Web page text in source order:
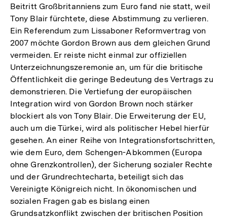
Beitritt Großbritanniens zum Euro fand nie statt, weil
Tony Blair fürchtete, diese Abstimmung zu verlieren.
Ein Referendum zum Lissaboner Reformvertrag von
2007 möchte Gordon Brown aus dem gleichen Grund
vermeiden. Er reiste nicht einmal zur offiziellen
Unterzeichnungszeremonie an, um für die britische
Öffentlichkeit die geringe Bedeutung des Vertrags zu
demonstrieren. Die Vertiefung der europäischen
Integration wird von Gordon Brown noch stärker
blockiert als von Tony Blair. Die Erweiterung der EU,
auch um die Türkei, wird als politischer Hebel hierfür
gesehen. An einer Reihe von Integrationsfortschritten,
wie dem Euro, dem Schengen-Abkommen (Europa
ohne Grenzkontrollen), der Sicherung sozialer Rechte
und der Grundrechtecharta, beteiligt sich das
Vereinigte Königreich nicht. In ökonomischen und
sozialen Fragen gab es bislang einen
Grundsatzkonflikt zwischen der britischen Position